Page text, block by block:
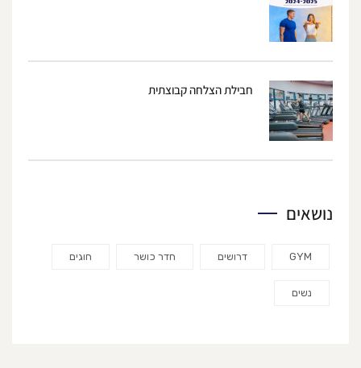
חבילת הצלחה קבוצתית
נושאים
GYM דרושים חדר כושר חוגים
נשים